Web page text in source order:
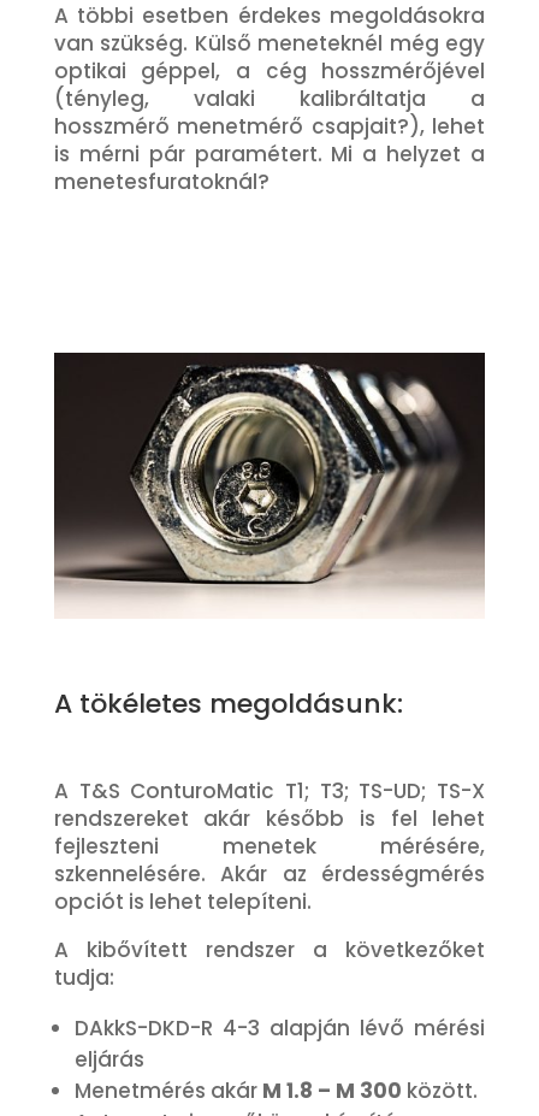
A többi esetben érdekes megoldásokra
van szükség. Külső meneteknél még egy
optikai géppel, a cég hosszmérőjével
(tényleg, valaki kalibráltatja a
hosszmérő menetmérő csapjait?), lehet
is mérni pár paramétert. Mi a helyzet a
menetesfuratoknál?
A tökéletes megoldásunk:
A T&S ConturoMatic T1; T3; TS-UD; TS-X
rendszereket akár később is fel lehet
fejleszteni menetek mérésére,
szkennelésére. Akár az érdességmérés
opciót is lehet telepíteni.
A kibővített rendszer a következőket
tudja:
DAkkS-DKD-R 4-3 alapján lévő mérési
eljárás
Menetmérés akár M 1.8 – M 300 között.